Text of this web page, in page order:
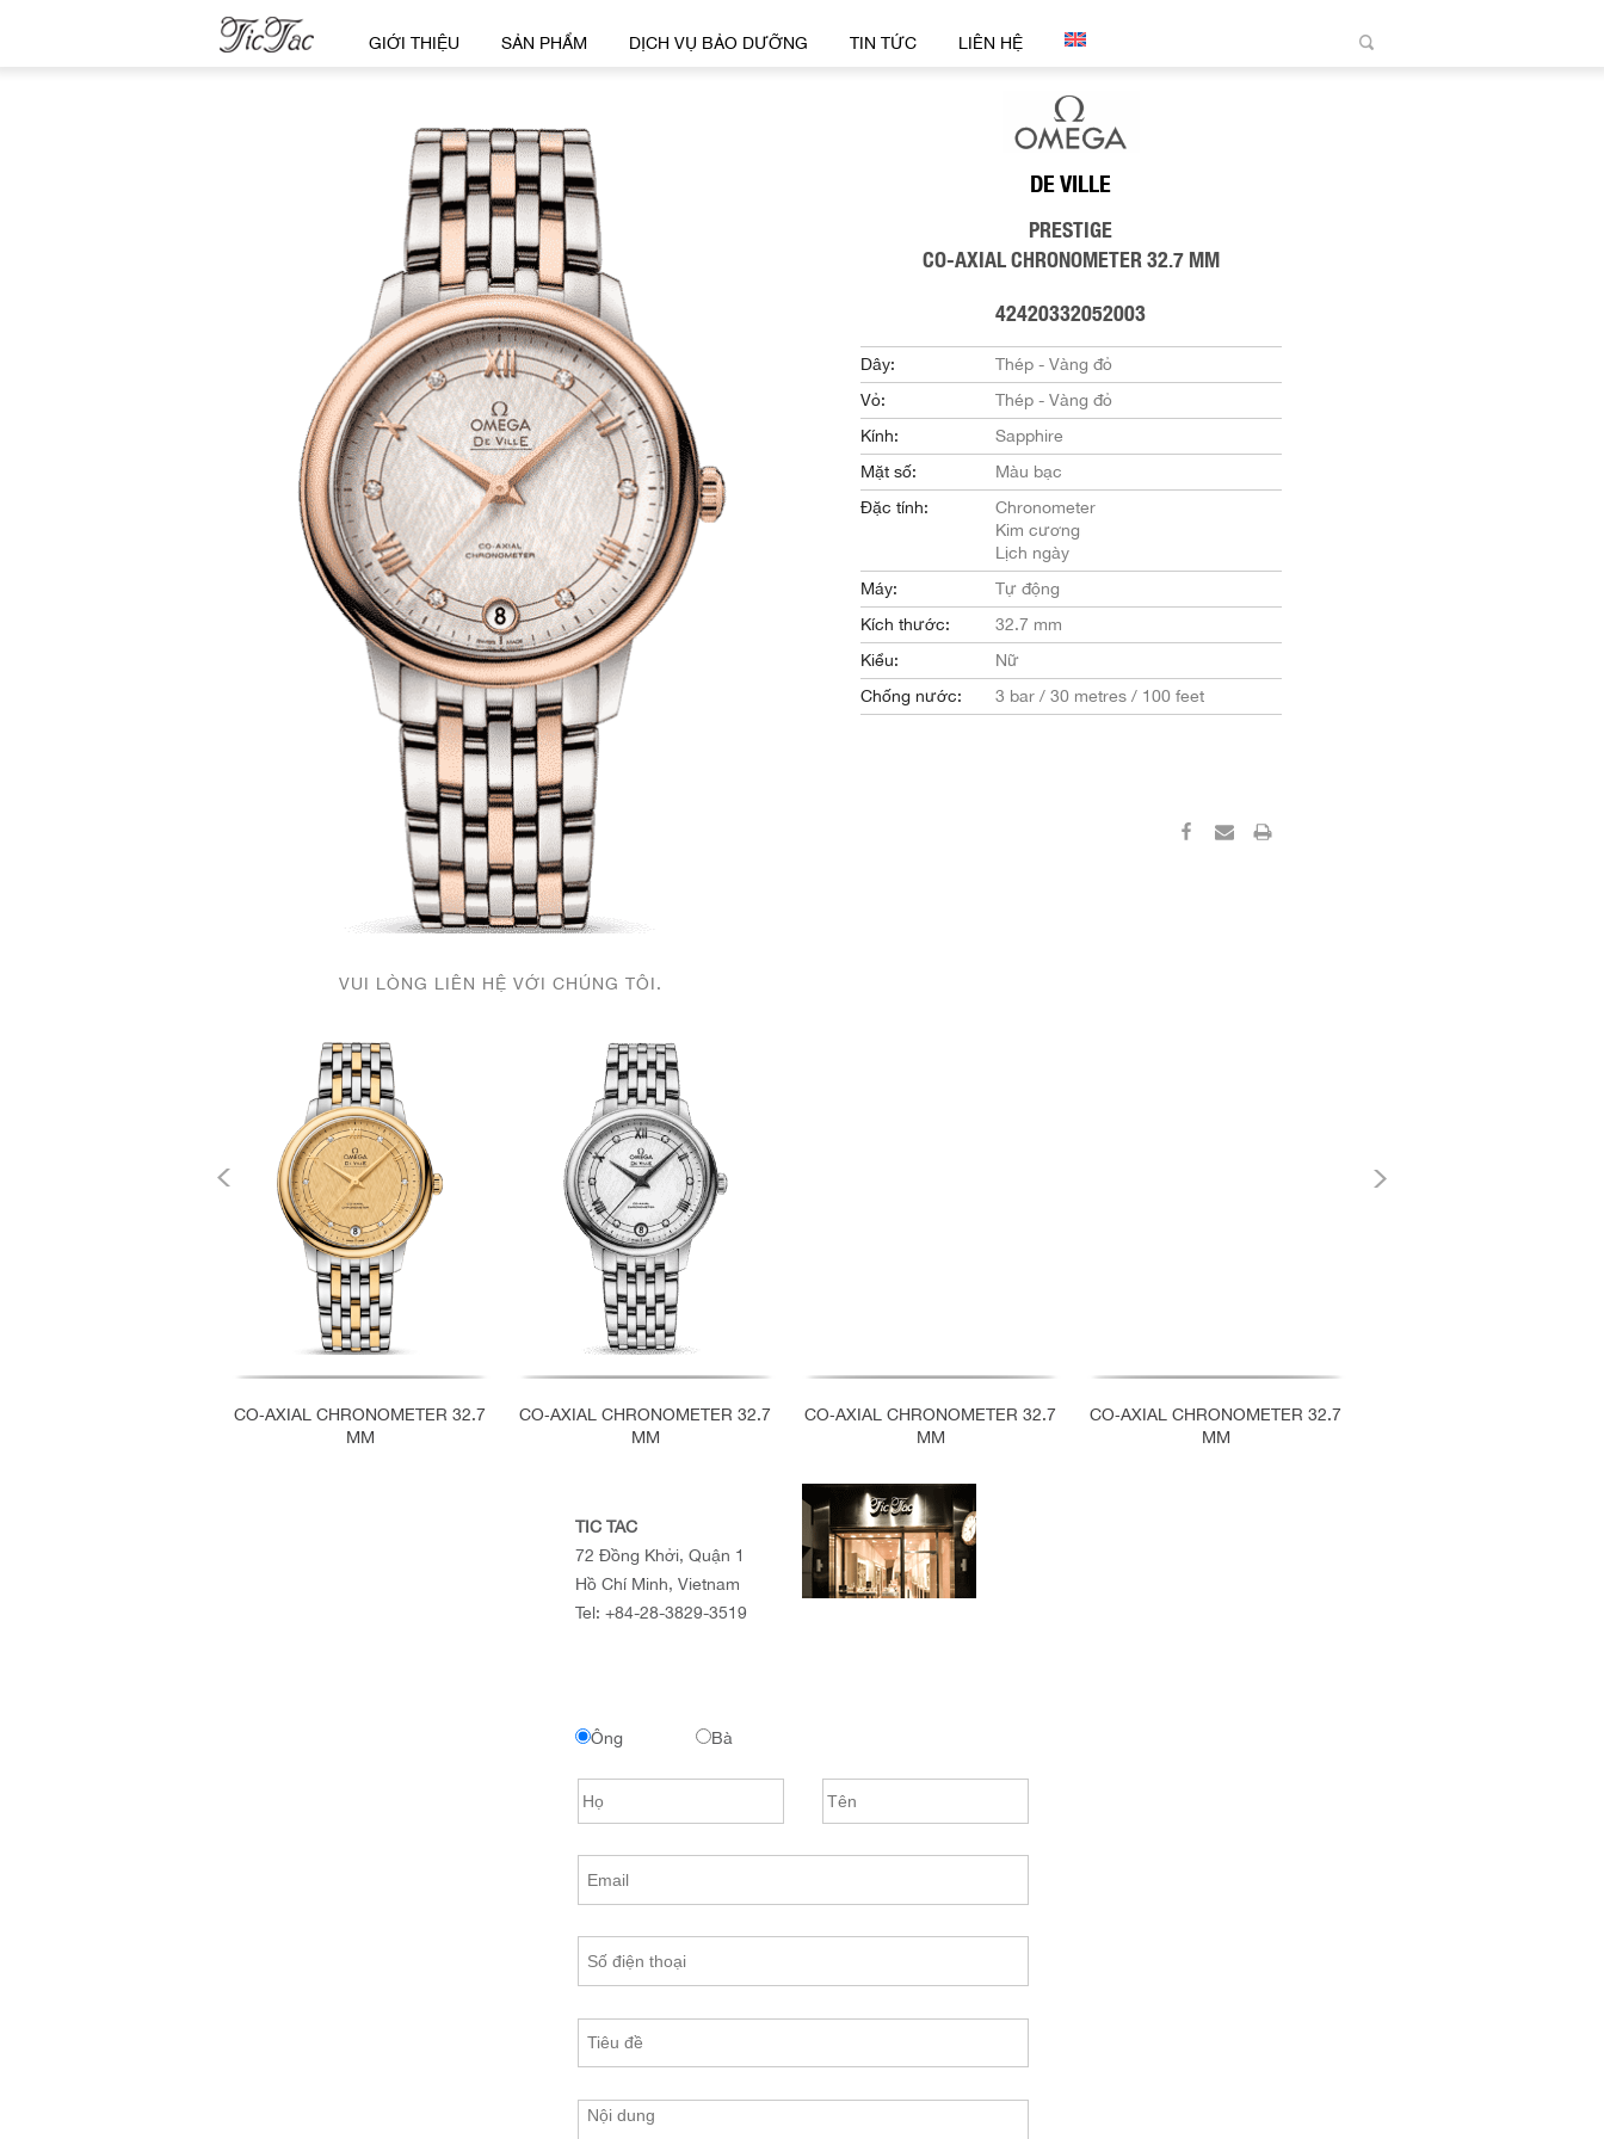
GIỚI THIỆU SẢN PHẨM DỊCH VỤ BẢO DƯỠNG TIN TỨC LIÊN HỆ
VUI LÒNG LIÊN HỆ VỚI CHÚNG TÔI.
DE VILLE
PRESTIGE
CO‑AXIAL CHRONOMETER 32.7 MM
42420332052003
Dây:
Thép - Vàng đỏ
Vỏ:
Thép - Vàng đỏ
Kính:
Sapphire
Mặt số:
Màu bạc
Đặc tính:
Chronometer
Kim cương
Lịch ngày
Máy:
Tự động
Kích thước:
32.7 mm
Kiểu:
Nữ
Chống nước:
3 bar / 30 metres / 100 feet
CO‑AXIAL CHRONOMETER 32.7
MM
CO‑AXIAL CHRONOMETER 32.7
MM
CO‑AXIAL CHRONOMETER 32.7
MM
CO‑AXIAL CHRONOMETER 32.7
MM
TIC TAC
72 Đồng Khởi, Quận 1
Hồ Chí Minh, Vietnam
Tel: +84-28-3829-3519
Ông Bà